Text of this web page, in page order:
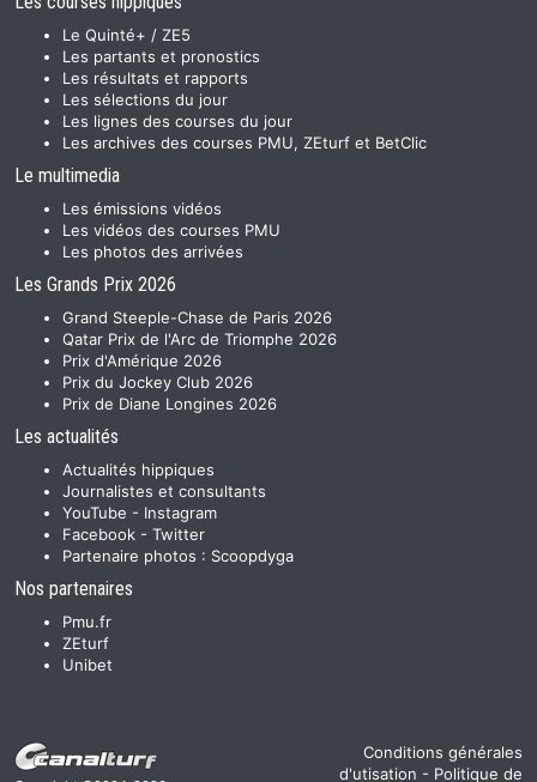
Le Quinté+ / ZE5
Les partants et pronostics
Les résultats et rapports
Les sélections du jour
Les lignes des courses du jour
Les archives des courses PMU, ZEturf et BetClic
Le multimedia
Les émissions vidéos
Les vidéos des courses PMU
Les photos des arrivées
Les Grands Prix 2026
Grand Steeple-Chase de Paris 2026
Qatar Prix de l'Arc de Triomphe 2026
Prix d'Amérique 2026
Prix du Jockey Club 2026
Prix de Diane Longines 2026
Les actualités
Actualités hippiques
Journalistes et consultants
YouTube - Instagram
Facebook - Twitter
Partenaire photos : Scoopdyga
Nos partenaires
Pmu.fr
ZEturf
Unibet
Conditions générales
d'utisation - Politique de